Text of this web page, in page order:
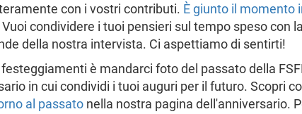
con i vostri contributi. È giunto il momento
Vuoi condividere i tuoi pensieri sul tempo speso con
della nostra intervista. Ci aspettiamo di sentirti!
è mandarci foto del passato della
in cui condividi i tuoi auguri per il futuro. Scopri
al passatonella nostra pagina dell'anniversario.